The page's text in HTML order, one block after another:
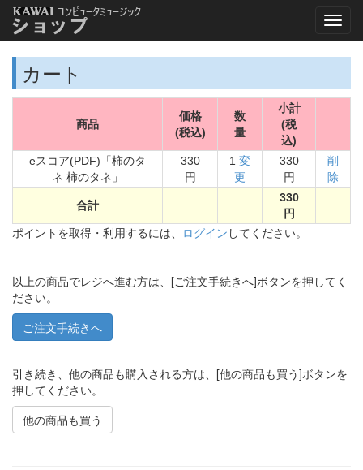
カート
商品
価格
(税込)
数
量
小計
(税
込)
eスコア(PDF)「柿のタ
ネ 柿のタネ」
330
円
1 変
更
330
円
削
除
合計
330
円
ポイントを取得・利用するには、 ログイン してください。
以上の商品でレジへ進む方は、[ご注文手続きへ]ボタンを押してく
ださい。
引き続き、他の商品も購入される方は、[他の商品も買う]ボタンを
押してください。
他の商品も買う